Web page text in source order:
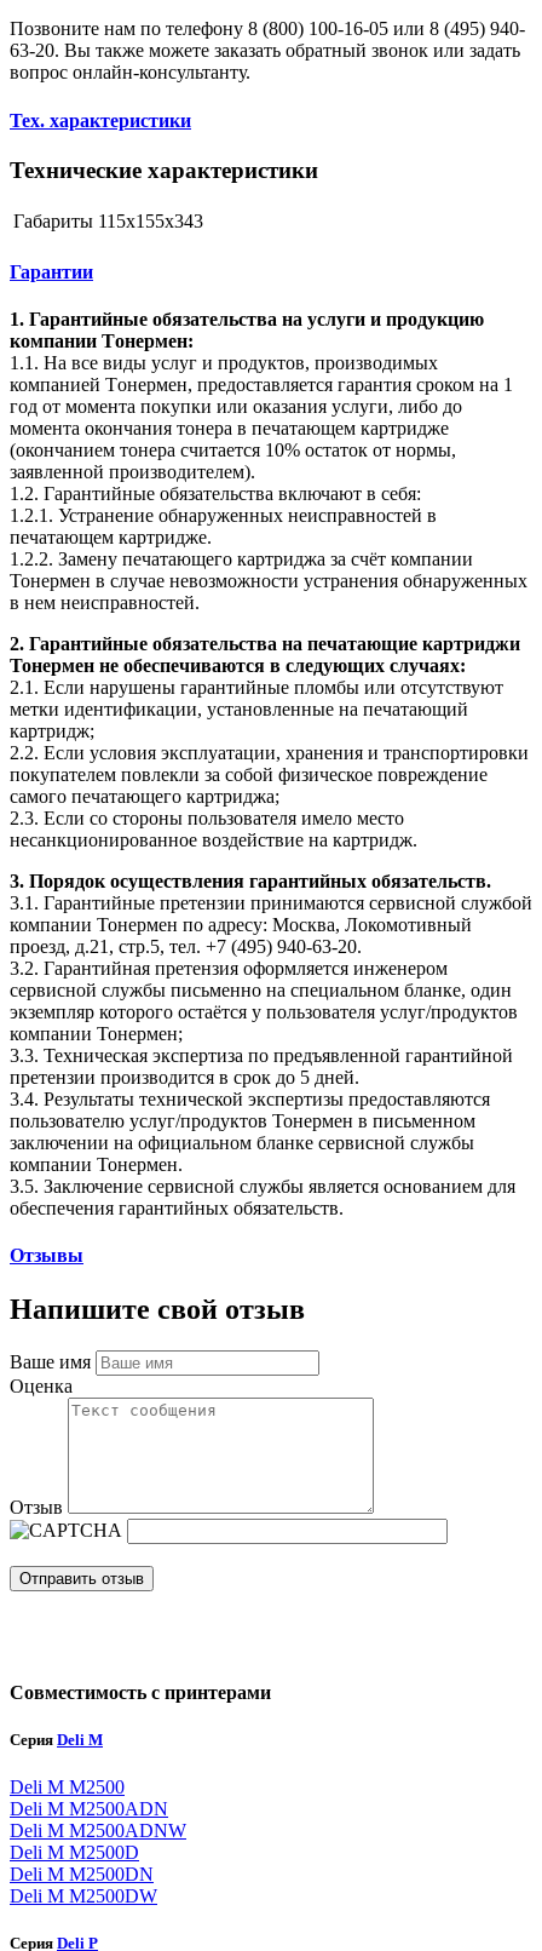
Позвоните нам по телефону 8 (800) 100-16-05 или 8 (495) 940-
63-20. Вы также можете заказать обратный звонок или задать
вопрос онлайн-консультанту.
Тех. характеристики
Технические характеристики
Габариты 115x155x343
Гарантии
1. Гарантийные обязательства на услуги и продукцию
компании Tонермен:
1.1. На все виды услуг и продуктов, производимых
компанией Tонермен, предоставляется гарантия сроком на 1
год от момента покупки или оказания услуги, либо до
момента окончания тонера в печатающем картридже
(окончанием тонера считается 10% остаток от нормы,
заявленной производителем).
1.2. Гарантийные обязательства включают в себя:
1.2.1. Устранение обнаруженных неисправностей в
печатающем картридже.
1.2.2. Замену печатающего картриджа за счёт компании
Тонермен в случае невозможности устранения обнаруженных
в нем неисправностей.
2. Гарантийные обязательства на печатающие картриджи
Тонермен не обеспечиваются в следующих случаях:
2.1. Если нарушены гарантийные пломбы или отсутствуют
метки идентификации, установленные на печатающий
картридж;
2.2. Если условия эксплуатации, хранения и транспортировки
покупателем повлекли за собой физическое повреждение
самого печатающего картриджа;
2.3. Если со стороны пользователя имело место
несанкционированное воздействие на картридж.
3. Порядок осуществления гарантийных обязательств.
3.1. Гарантийные претензии принимаются сервисной службой
компании Тонермен по адресу: Москва, Локомотивный
проезд, д.21, стр.5, тел. +7 (495) 940-63-20.
3.2. Гарантийная претензия оформляется инженером
сервисной службы письменно на специальном бланке, один
экземпляр которого остаётся у пользователя услуг/продуктов
компании Тонермен;
3.3. Техническая экспертиза по предъявленной гарантийной
претензии производится в срок до 5 дней.
3.4. Результаты технической экспертизы предоставляются
пользователю услуг/продуктов Тонермен в письменном
заключении на официальном бланке сервисной службы
компании Тонермен.
3.5. Заключение сервисной службы является основанием для
обеспечения гарантийных обязательств.
Отзывы
Напишите свой отзыв
Ваше имя
Оценка
Отзыв
Отправить отзыв
Совместимость с принтерами
Серия Deli M
Deli M M2500
Deli M M2500ADN
Deli M M2500ADNW
Deli M M2500D
Deli M M2500DN
Deli M M2500DW
Серия Deli P